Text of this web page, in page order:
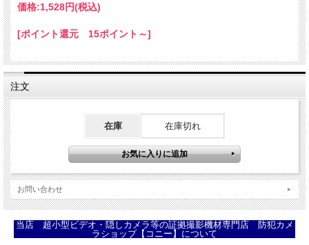
アウトレット商品 BINOX製双眼鏡 PRISMATIC BINOCULARS
10×25DCF、10倍双眼鏡、専用ケース付
スポーツ観戦・登山などのアウトドア・バードウォッチングを独自の光学設計によ
る明るくシャープな見え味でお楽しみ頂けます。
より優れた操作性を重視したセンターでのピント調整により、使い易い設計とな
っています。
更に、お洒落な専用ケース付属で、持ち運びも大変便利です。
価格:1,528円(税込)
[ポイント還元 15ポイント～]
注文
在庫 在庫切れ
お問い合わせ
当店 超小型ビデオ・隠しカメラ等の証拠撮影機材専門店 防犯カメ
ラショップ【コニー】について